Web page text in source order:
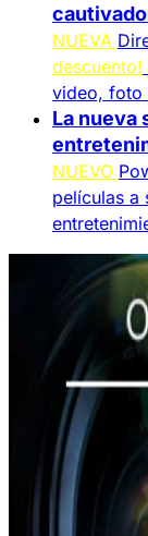
NUEVA
descuento!
video, foto
La nueva
NUEVO
películas a